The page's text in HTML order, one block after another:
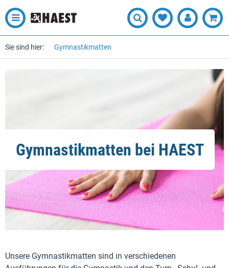
Sie sind hier: Gymnastikmatten
Gymnastikmatten bei HAEST
Unsere Gymnastikmatten sind in verschiedenen